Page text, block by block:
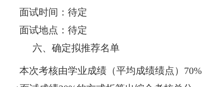
面试时间：待定
面试地点：待定
六、 确定拟推荐名单
本次考核由学业成绩（平均成绩绩点） 70%